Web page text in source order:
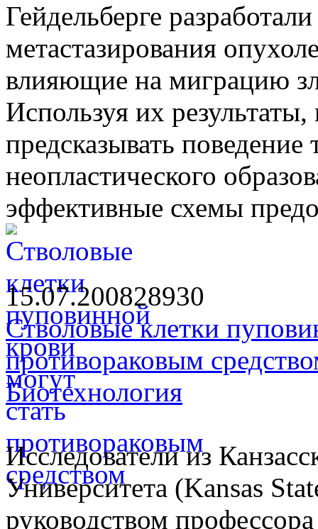
Гейдельберге
метастазирования
влияющие на миграцию
Используя их
предсказывать поведение
неопластического
эффективные схемы
15.07.200828930
Стволовые клетки
противораковым
Биотехнология
Исследователи из
Университета (Kansas
руководством